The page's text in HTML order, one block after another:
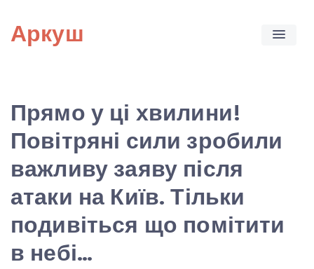
content
Аркуш
Прямо у ці хвилини!
Повітряні сили зробили
важливу заяву після
атаки на Київ. Тільки
подивіться що помітити
в небі…